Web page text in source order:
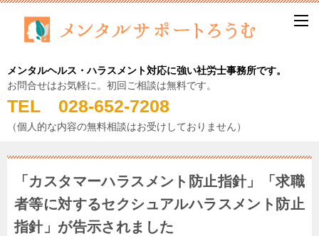
メンタルヘルス・ハラスメント対応に強い社労士事務所です。
お問合せはお気軽に。初回ご相談は無料です。
TEL 028-652-7208
（個人的な内容の無料相談はお受けしておりません）
「カスタマーハラスメント防止指針」「求職
者等に対するセクシュアルハラスメント防止
指針」が告示されました